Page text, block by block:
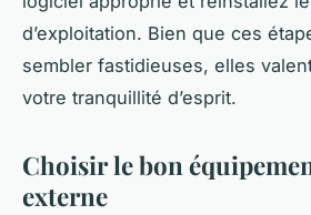
d’exploitation. Bien que ces
sembler fastidieuses, elles
votre tranquillité d’esprit.
Choisir le bon
externe